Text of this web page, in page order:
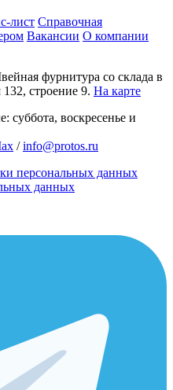
лист Справочная
Вакансии О компании
фурнитура со склада в
строение 9. На карте
воскресенье и
/info@protos.ru
персональных данных
данных